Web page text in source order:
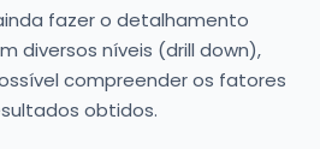
fazer o detalhamento
diversos níveis (drill down),
compreender os fatores
obtidos.